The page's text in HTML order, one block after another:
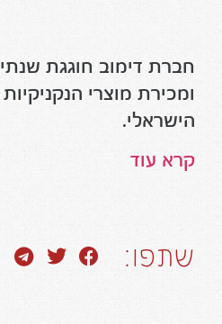
חברת דימוב חוגגת
ומכירת מוצרי
הישראלי.
קרא עוד
שתפו: